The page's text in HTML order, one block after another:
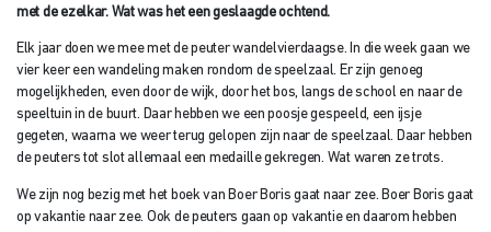
met de ezelkar. Wat was het een geslaagde ochtend.
Elk jaar doen we mee met de peuter wandelvierdaagse. In die week gaan we
vier keer een wandeling maken rondom de speelzaal. Er zijn genoeg
mogelijkheden, even door de wijk, door het bos, langs de school en naar de
speeltuin in de buurt. Daar hebben we een poosje gespeeld, een ijsje
gegeten, waarna we weer terug gelopen zijn naar de speelzaal. Daar hebben
de peuters tot slot allemaal een medaille gekregen. Wat waren ze trots.
We zijn nog bezig met het boek van Boer Boris gaat naar zee. Boer Boris gaat
op vakantie naar zee. Ook de peuters gaan op vakantie en daarom hebben